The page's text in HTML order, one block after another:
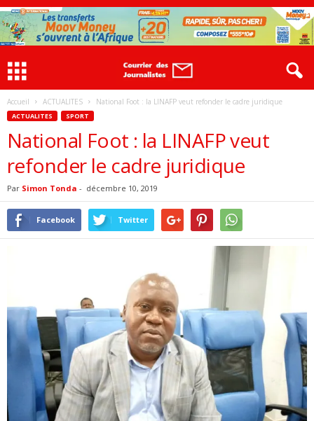
Accueil ACTUALITES National Foot : la LINAFP veut refonder le cadre juridique
ACTUALITES SPORT
National Foot : la LINAFP veut
refonder le cadre juridique
Par Simon Tonda - décembre 10, 2019
Facebook Twitter